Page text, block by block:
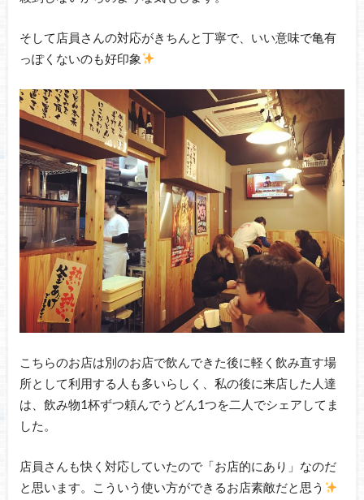
そして店員さんの対応がきちんと丁寧で、いい意味で亀有
っぽくないのも好印象
こちらのお店は別のお店で飲んできた後に軽く飲み直す場
所として利用する人も多いらしく、私の後に来店した人達
は、飲み物1杯ずつ頼んでうどん1つを二人でシェアしてま
した。
店員さんも快く対応していたので「お店的にあり」なのだ
と思います。こういう使い方ができるお店素敵だと思う